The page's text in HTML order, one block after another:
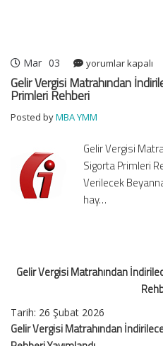
Mar 03
Gelir
Vergisi
Matrahından
Hayat
Sigorta
Primleri
Rehberi
için
yorumlar kapalı
Gelir Vergisi Matrahından
Primleri Rehberi
Posted byMBA YMM
Gelir Vergisi
Sigorta Primleri
Verilecek
hay…
Gelir Vergisi Matrahından
Tarih: 26 Şubat 2026
Gelir Vergisi Matrahından